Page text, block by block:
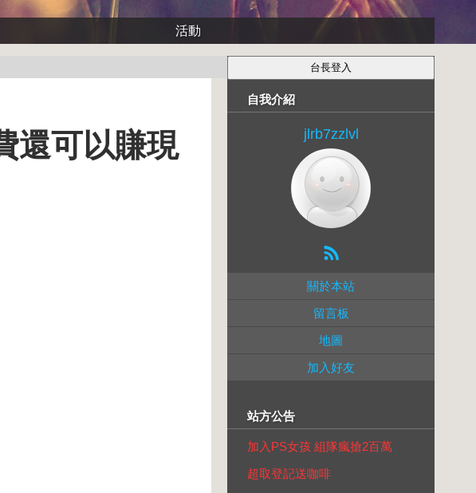
活動
還可以賺現
自我介紹
jlrb7zzlvl
關於本站
留言板
地圖
加入好友
站方公告
加入PS女孩 組隊瘋搶2百萬
超取登記送咖啡